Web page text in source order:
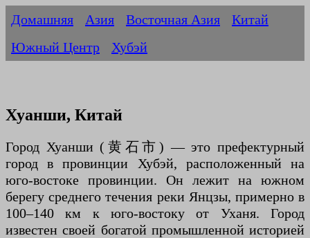
Домашняя Азия Восточная Азия
Китай
Южный Центр
Хубэй
Хуанши, Китай
Город Хуанши (黄石市) — это префектурный
город в провинции Хубэй, расположенный на
юго-востоке провинции. Он лежит на южном
берегу среднего течения реки Янцзы, примерно в
100–140 км к юго-востоку от Уханя. Город
известен своей богатой промышленной историей